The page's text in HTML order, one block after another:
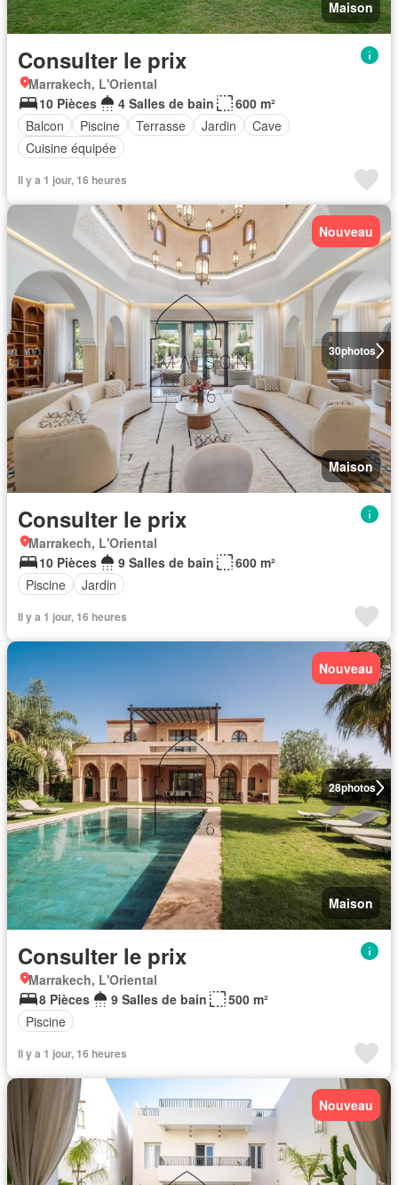
Maison
Consulter le prix
Marrakech, L'Oriental
10 Pièces
4 Salles de bain
600 m²
Balcon
Piscine Terrasse Jardin
Cave
Cuisine équipée
Il y a 1 jour, 16 heures
30photos
Nouveau
Maison
Consulter le prix
Marrakech, L'Oriental
10 Pièces
9 Salles de bain
600 m²
Piscine
Jardin
Il y a 1 jour, 16 heures
28photos
Nouveau
Maison
Consulter le prix
Marrakech, L'Oriental
8 Pièces
9 Salles de bain
500 m²
Piscine
Il y a 1 jour, 16 heures
Nouveau